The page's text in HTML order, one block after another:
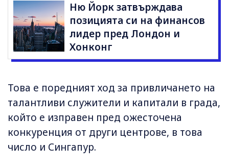
Ню Йорк затвърждава
позицията си на финансов
лидер пред Лондон и
Хонконг
Това е поредният ход за привличането на
талантливи служители и капитали в града,
който е изправен пред ожесточена
конкуренция от други центрове, в това
число и Сингапур.